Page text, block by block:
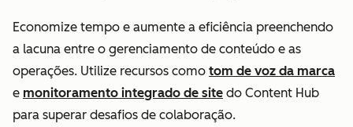
Economize tempo e aumente a eficiência preenchendo
a lacuna entre o gerenciamento de conteúdo e as
operações. Utilize recursos como tom de voz da marca
e monitoramento integrado de site do Content Hub
para superar desafios de colaboração.